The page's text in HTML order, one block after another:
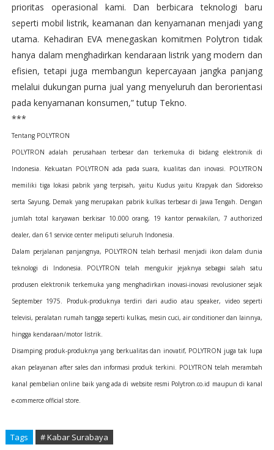
prioritas operasional kami. Dan berbicara teknologi baru
seperti mobil listrik, keamanan dan kenyamanan menjadi yang
utama. Kehadiran EVA menegaskan komitmen Polytron tidak
hanya dalam menghadirkan kendaraan listrik yang modern dan
efisien, tetapi juga membangun kepercayaan jangka panjang
melalui dukungan purna jual yang menyeluruh dan berorientasi
pada kenyamanan konsumen,” tutup Tekno.
***
Tentang POLYTRON
POLYTRON adalah perusahaan terbesar dan terkemuka di bidang elektronik di
Indonesia. Kekuatan POLYTRON ada pada suara, kualitas dan inovasi. POLYTRON
memiliki tiga lokasi pabrik yang terpisah, yaitu Kudus yaitu Krapyak dan Sidorekso
serta Sayung, Demak yang merupakan pabrik kulkas terbesar di Jawa Tengah. Dengan
jumlah total karyawan berkisar 10.000 orang, 19 kantor perwakilan, 7 authorized
dealer, dan 61 service center meliputi seluruh Indonesia.
Dalam perjalanan panjangnya, POLYTRON telah berhasil menjadi ikon dalam dunia
teknologi di Indonesia. POLYTRON telah mengukir jejaknya sebagai salah satu
produsen elektronik terkemuka yang menghadirkan inovasi-inovasi revolusioner sejak
September 1975. Produk-produknya terdiri dari audio atau speaker, video seperti
televisi, peralatan rumah tangga seperti kulkas, mesin cuci, air conditioner dan lainnya,
hingga kendaraan/motor listrik.
Disamping produk-produknya yang berkualitas dan inovatif, POLYTRON juga tak lupa
akan pelayanan after sales dan informasi produk terkini. POLYTRON telah merambah
kanal pembelian online baik yang ada di website resmi Polytron.co.id maupun di kanal
e-commerce official store.
Tags # Kabar Surabaya